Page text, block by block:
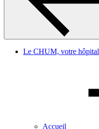
Le CHUM, votre hôpital
Accueil